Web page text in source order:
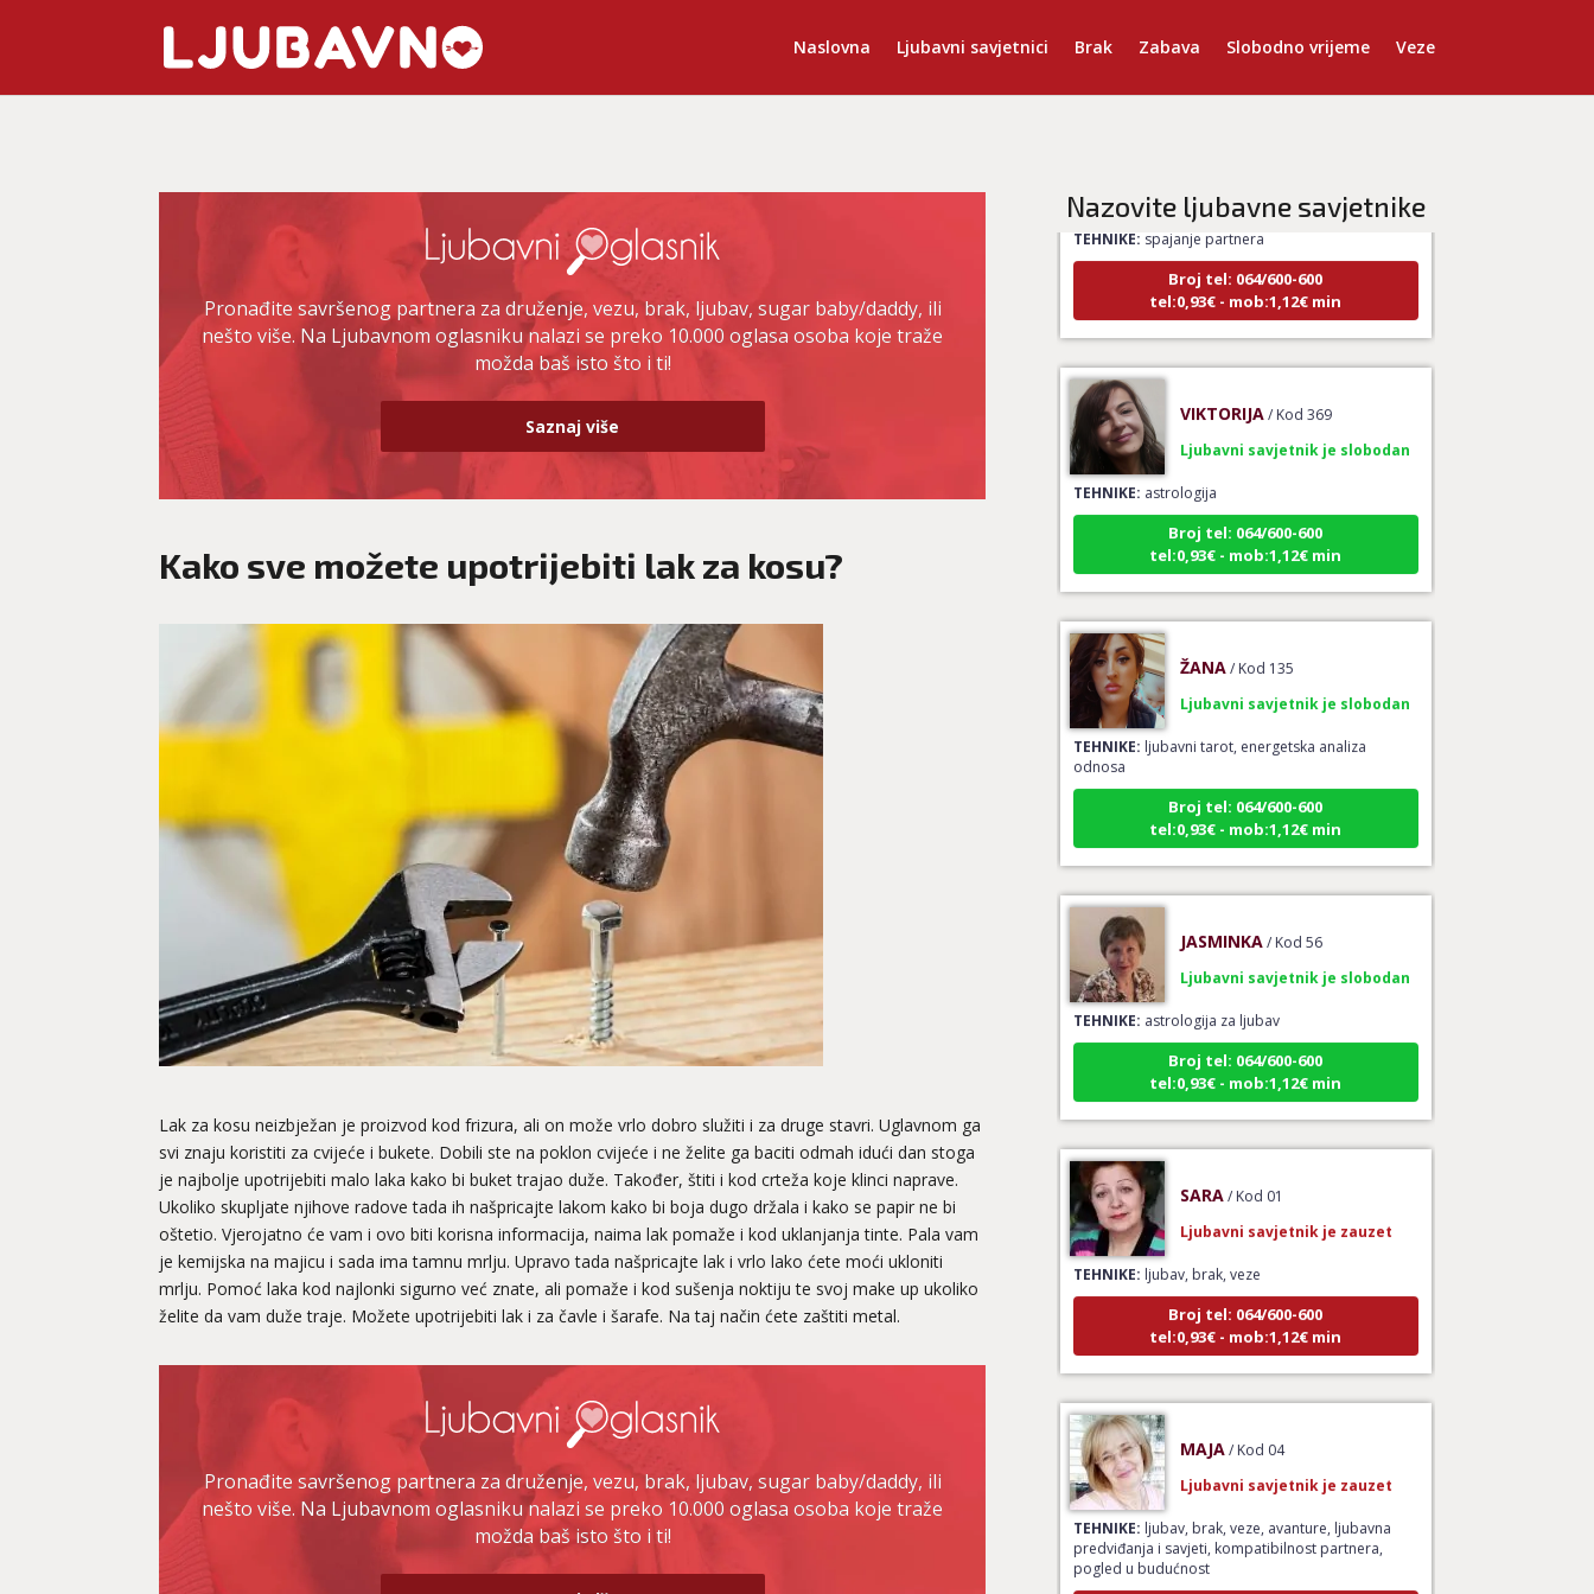
Naslovna Ljubavni savjetnici Brak Zabava Slobodno vrijeme Veze
Pronađite savršenog partnera za druženje, vezu, brak, ljubav, sugar baby/daddy, ili
nešto više. Na Ljubavnom oglasniku nalazi se preko 10.000 oglasa osoba koje traže
možda baš isto što i ti!
Saznaj više
Kako sve možete upotrijebiti lak za kosu?
Lak za kosu neizbježan je proizvod kod frizura, ali on može vrlo dobro služiti i za druge stavri. Uglavnom ga
svi znaju koristiti za cvijeće i bukete. Dobili ste na poklon cvijeće i ne želite ga baciti odmah idući dan stoga
je najbolje upotrijebiti malo laka kako bi buket trajao duže. Također, štiti i kod crteža koje klinci naprave.
Ukoliko skupljate njihove radove tada ih našpricajte lakom kako bi boja dugo držala i kako se papir ne bi
oštetio. Vjerojatno će vam i ovo biti korisna informacija, naima lak pomaže i kod uklanjanja tinte. Pala vam
je kemijska na majicu i sada ima tamnu mrlju. Upravo tada našpricajte lak i vrlo lako ćete moći ukloniti
mrlju. Pomoć laka kod najlonki sigurno već znate, ali pomaže i kod sušenja noktiju te svoj make up ukoliko
želite da vam duže traje. Možete upotrijebiti lak i za čavle i šarafe. Na taj način ćete zaštiti metal.
Pronađite savršenog partnera za druženje, vezu, brak, ljubav, sugar baby/daddy, ili
nešto više. Na Ljubavnom oglasniku nalazi se preko 10.000 oglasa osoba koje traže
možda baš isto što i ti!
Nazovite ljubavne savjetnike
TEHNIKE: spajanje partnera
Broj tel: 064/600-600
tel:0,93€ - mob:1,12€ min
TEHNIKE:astrologija
Broj tel: 064/600-600
tel:0,93€ - mob:1,12€ min
TEHNIKE:ljubavni tarot, energetska analiza
odnosa
Broj tel: 064/600-600
tel:0,93€ - mob:1,12€ min
TEHNIKE:astrologija za ljubav
Broj tel: 064/600-600
tel:0,93€ - mob:1,12€ min
TEHNIKE:ljubav, brak, veze
Broj tel: 064/600-600
tel:0,93€ - mob:1,12€ min
TEHNIKE:ljubav, brak, veze, avanture, ljubavna
predviđanja i savjeti, kompatibilnost partnera,
pogled u budućnost